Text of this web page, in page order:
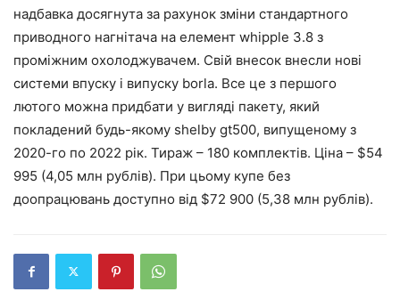
надбавка досягнута за рахунок зміни стандартного
приводного нагнітача на елемент whipple 3.8 з
проміжним охолоджувачем. Свій внесок внесли нові
системи впуску і випуску borla. Все це з першого
лютого можна придбати у вигляді пакету, який
покладений будь-якому shelby gt500, випущеному з
2020-го по 2022 рік. Тираж – 180 комплектів. Ціна – $54
995 (4,05 млн рублів). При цьому купе без
доопрацювань доступно від $72 900 (5,38 млн рублів).